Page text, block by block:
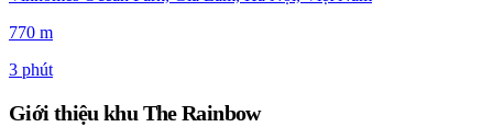
770 m
3 phút
Giới thiệu khu The Rainbow